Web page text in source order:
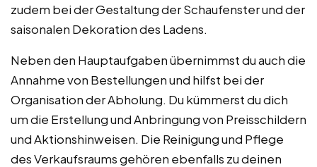
zudem bei der Gestaltung der Schaufenster und der
saisonalen Dekoration des Ladens.
Neben den Hauptaufgaben übernimmst du auch die
Annahme von Bestellungen und hilfst bei der
Organisation der Abholung. Du kümmerst du dich
um die Erstellung und Anbringung von Preisschildern
und Aktionshinweisen. Die Reinigung und Pflege
des Verkaufsraums gehören ebenfalls zu deinen